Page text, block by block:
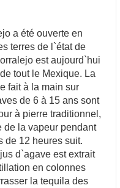
a été ouverte en
terres de l`état de
est aujourd`hui
tout le Mexique. La
fait à la main sur
de 6 à 15 ans sont
à pierre traditionnel,
de la vapeur pendant
de 12 heures suit.
d`agave est extrait
en colonnes
la tequila des